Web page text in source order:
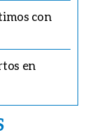
con
en